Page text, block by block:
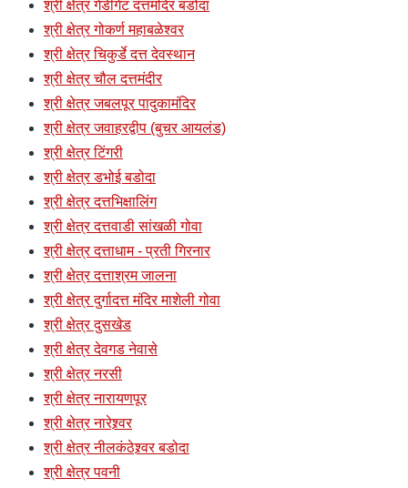
श्री क्षेत्र गेंडीगेट दत्तमंदिर बडोदा
श्री क्षेत्र गोकर्ण महाबळेश्वर
श्री क्षेत्र चिकुर्डे दत्त देवस्थान
श्री क्षेत्र चौल दत्तमंदीर
श्री क्षेत्र जबलपूर पादुकामंदिर
श्री क्षेत्र जवाहरद्वीप (बुचर आयलंड)
श्री क्षेत्र टिंगरी
श्री क्षेत्र डभोई बडोदा
श्री क्षेत्र दत्तभिक्षालिंग
श्री क्षेत्र दत्तवाडी सांखळी गोवा
श्री क्षेत्र दत्ताधाम - प्रती गिरनार
श्री क्षेत्र दत्ताश्रम जालना
श्री क्षेत्र दुर्गादत्त मंदिर माशेली गोवा
श्री क्षेत्र दुसखेड
श्री क्षेत्र देवगड नेवासे
श्री क्षेत्र नरसी
श्री क्षेत्र नारायणपूर
श्री क्षेत्र नारेश्र्वर
श्री क्षेत्र नीलकंठेश्र्वर बडोदा
श्री क्षेत्र पवनी